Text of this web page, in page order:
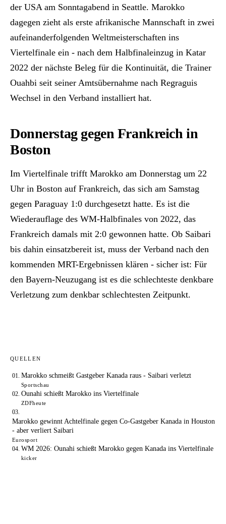
der USA am Sonntagabend in Seattle. Marokko
dagegen zieht als erste afrikanische Mannschaft in zwei
aufeinanderfolgenden Weltmeisterschaften ins
Viertelfinale ein - nach dem Halbfinaleinzug in Katar
2022 der nächste Beleg für die Kontinuität, die Trainer
Ouahbi seit seiner Amtsübernahme nach Regraguis
Wechsel in den Verband installiert hat.
Donnerstag gegen Frankreich in
Boston
Im Viertelfinale trifft Marokko am Donnerstag um 22
Uhr in Boston auf Frankreich, das sich am Samstag
gegen Paraguay 1:0 durchgesetzt hatte. Es ist die
Wiederauflage des WM-Halbfinales von 2022, das
Frankreich damals mit 2:0 gewonnen hatte. Ob Saibari
bis dahin einsatzbereit ist, muss der Verband nach den
kommenden MRT-Ergebnissen klären - sicher ist: Für
den Bayern-Neuzugang ist es die schlechteste denkbare
Verletzung zum denkbar schlechtesten Zeitpunkt.
QUELLEN
Marokko schmeißt Gastgeber Kanada raus - Saibari verletzt
Sportschau
Ounahi schießt Marokko ins Viertelfinale
ZDFheute
Marokko gewinnt Achtelfinale gegen Co-Gastgeber Kanada in Houston
- aber verliert Saibari
Eurosport
WM 2026: Ounahi schießt Marokko gegen Kanada ins Viertelfinale
kicker